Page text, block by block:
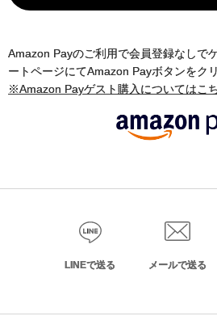
Amazon Payのご利用で会員登録なしで
ートページにてAmazon Payボタンをク
※Amazon Payゲスト購入についてはこ
LINEで送る メールで送る